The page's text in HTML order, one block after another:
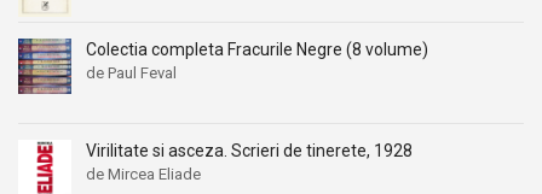
Alexandru Balaci
Alexandru Busuioceanu
Alexandru Elian
Alexandru Balaci
Alexandru Busuioceanu
Alexandru Elian
Colectia completa Fracurile Negre (8 volume)
de Paul Feval
Virilitate si asceza. Scrieri de tinerete, 1928
de Mircea Eliade